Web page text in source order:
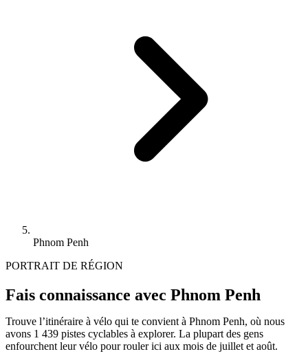
Phnom Penh
PORTRAIT DE RÉGION
Fais connaissance avec Phnom Penh
Trouve l’itinéraire à vélo qui te convient à Phnom Penh, où nous
avons 1 439 pistes cyclables à explorer. La plupart des gens
enfourchent leur vélo pour rouler ici aux mois de juillet et août.